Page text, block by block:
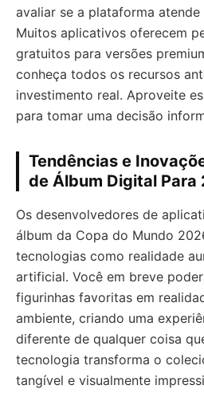
avaliar se a plataforma atende
Muitos aplicativos oferecem
gratuitos para versões
conheça todos os recursos
investimento real. Aproveite
para tomar uma decisão
Tendências e
de Álbum Digital Para
Os desenvolvedores de
álbum da Copa do Mundo
tecnologias como realidade
artificial. Você em breve
figurinhas favoritas em
ambiente, criando uma
diferente de qualquer coisa
tecnologia transforma o
tangível e visualmente